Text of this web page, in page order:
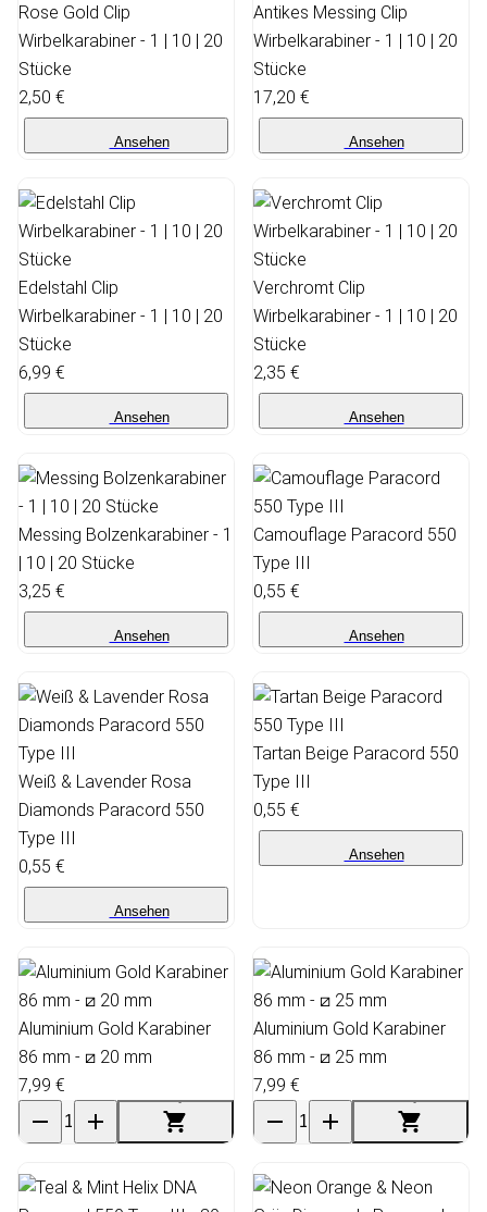
Rose Gold Clip
Wirbelkarabiner - 1 | 10 | 20
Stücke
2,50 €
Ansehen
Antikes Messing Clip
Wirbelkarabiner - 1 | 10 | 20
Stücke
17,20 €
Ansehen
Edelstahl Clip
Wirbelkarabiner - 1 | 10 | 20
Stücke
6,99 €
Ansehen
Verchromt Clip
Wirbelkarabiner - 1 | 10 | 20
Stücke
2,35 €
Ansehen
Messing Bolzenkarabiner - 1
| 10 | 20 Stücke
3,25 €
Ansehen
Camouflage Paracord 550
Type III
0,55 €
Ansehen
Weiß & Lavender Rosa
Diamonds Paracord 550
Type III
0,55 €
Ansehen
Tartan Beige Paracord 550
Type III
0,55 €
Ansehen
Aluminium Gold Karabiner
86 mm - ⧄ 20 mm
7,99 €
Aluminium Gold Karabiner
86 mm - ⧄ 25 mm
7,99 €